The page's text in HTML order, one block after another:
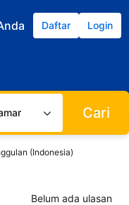
Daftar Login
Cari
(Indonesia)
Belum ada ulasan